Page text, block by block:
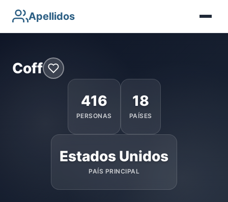
Apellidos
Coff
416
PERSONAS
18
PAÍSES
Estados Unidos
PAÍS PRINCIPAL